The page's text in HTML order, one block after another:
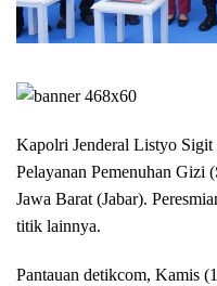
Kapolri Jenderal Listyo Sigit
Pelayanan Pemenuhan
Jawa Barat (Jabar).
titik lainnya.
Pantauan detikcom, Kamis